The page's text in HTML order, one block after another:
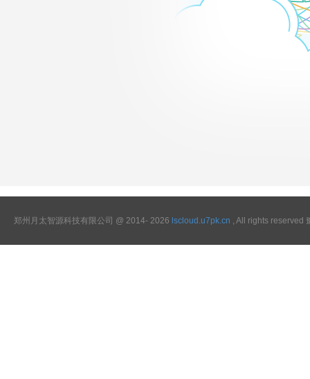
郑州月太智源科技有限公司 @ 2014- 2026 lscloud.u7pk.cn , All rights reserved